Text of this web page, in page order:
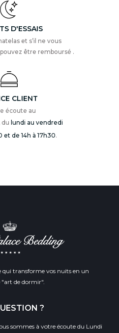
D'ESSAIS
et s’il ne vous
être remboursé .
CLIENT
écoute au
du lundi au vendredi
et de 14h à 17h30.
qui transforme vos nuits en un
de dormir".
?
sommes à votre écoute du Lundi